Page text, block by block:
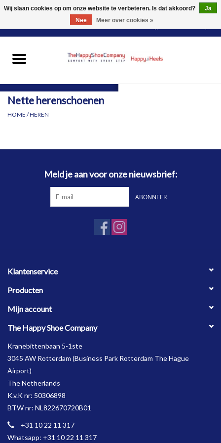
0 Artikelen - €0,00
HEREN
Nette herenschoenen
HOME /HEREN
Meld je aan voor onze nieuwsbrief:
ABONNEER
Klantenservice
Producten
Mijn account
The Happy Shoe Company
Kranebittenbaan 5-1ste
3045 AW Rotterdam (Business Park Rotterdam The Hague
Airport)
The Netherlands
K.v.K nr: 50306898
BTW nr: NL822670720B01
+31 10 22 11 317
Whatsapp: +31 10 22 11 317
Wij slaan cookies op om onze website te verbeteren. Is dat akkoord?
Ja
Nee
Meer over cookies »